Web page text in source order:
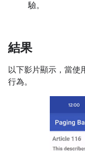
驗。
結果
以下影片顯示，當使
行為。